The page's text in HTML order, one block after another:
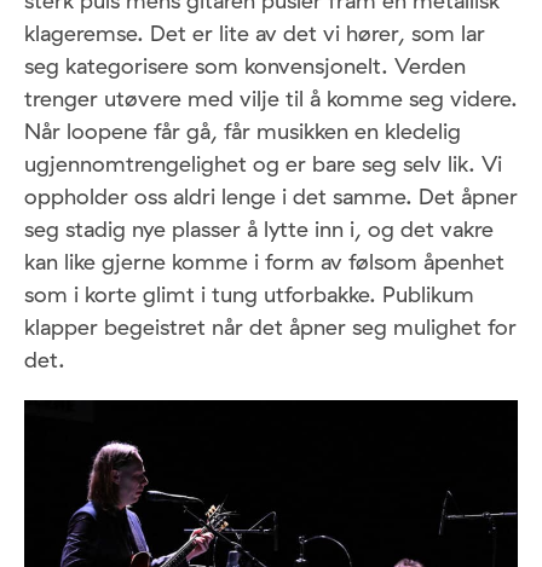
klageremse. Det er lite av det vi hører, som lar
seg kategorisere som konvensjonelt. Verden
trenger utøvere med vilje til å komme seg videre.
Når loopene får gå, får musikken en kledelig
ugjennomtrengelighet og er bare seg selv lik. Vi
oppholder oss aldri lenge i det samme. Det åpner
seg stadig nye plasser å lytte inn i, og det vakre
kan like gjerne komme i form av følsom åpenhet
som i korte glimt i tung utforbakke. Publikum
klapper begeistret når det åpner seg mulighet for
det.